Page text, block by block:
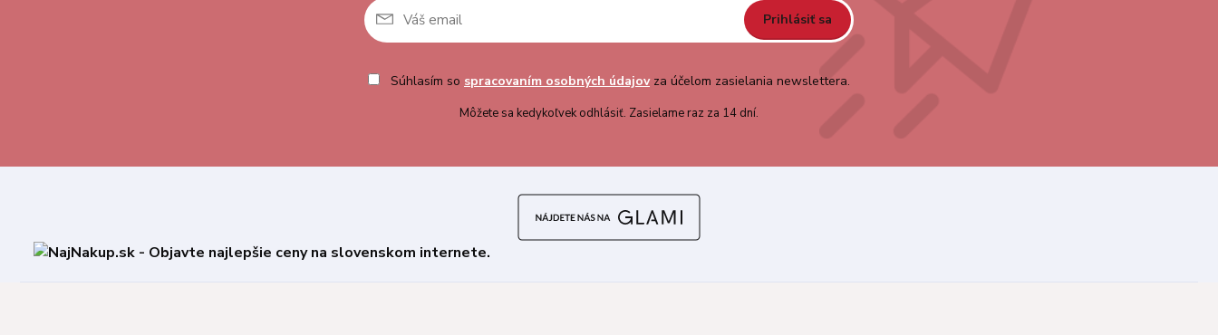
Prihlásiť sa
Súhlasím so spracovaním osobných údajovza účelom zasielania newslettera.
Môžete sa kedykoľvek odhlásiť. Zasielame raz za 14 dní.